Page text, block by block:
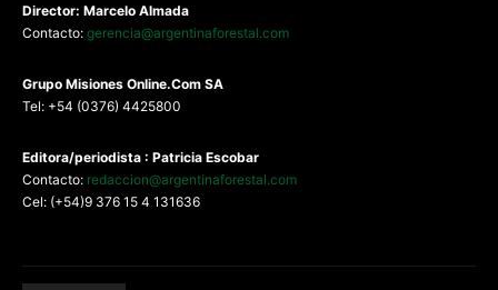
Director: Marcelo Almada
Contacto: gerencia@argentinaforestal.com
Grupo Misiones Online.Com SA
Tel: +54 (0376) 4425800
Editora/periodista : Patricia Escobar
Contacto: redaccion@argentinaforestal.com
Cel: (+54)9 376 15 4 131636